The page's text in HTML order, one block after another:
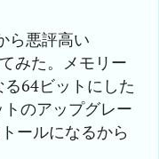
ら悪評高い
みた。メモリー
64ビットにした
のアップグレー
ールになるから